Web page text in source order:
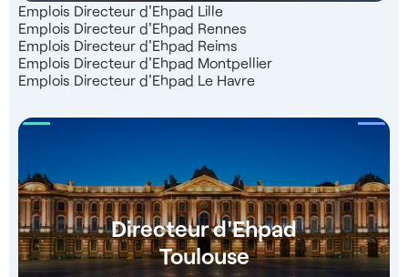
Emplois Directeur d'Ehpad Lille
Emplois Directeur d'Ehpad Rennes
Emplois Directeur d'Ehpad Reims
Emplois Directeur d'Ehpad Montpellier
Emplois Directeur d'Ehpad Le Havre
Directeur d'Ehpad
Toulouse